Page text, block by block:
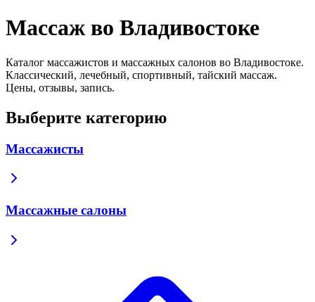
Массаж во Владивостоке
Каталог массажистов и массажных салонов во Владивостоке.
Классический, лечебный, спортивный, тайский массаж.
Цены, отзывы, запись.
Выберите категорию
Массажисты
Массажные салоны